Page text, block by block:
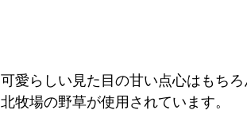
可愛らしい見た目の甘い点心はもち
北牧場の野草が使用されています。